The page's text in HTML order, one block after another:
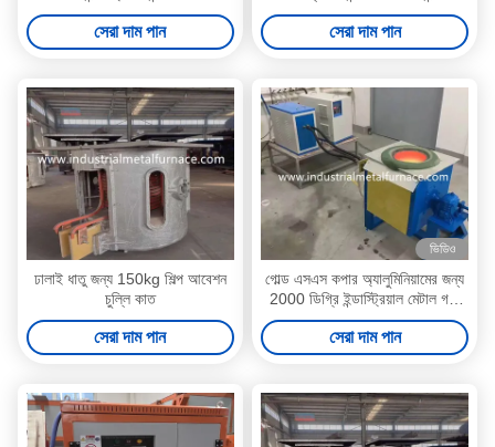
গলানো চুল্লি
সেরা দাম পান
কপার মেলটিং ফার্নেস
সেরা দাম পান
ঢালাই ধাতু জন্য 150kg শিল্প আবেশন
চুল্লি কাত
সেরা দাম পান
ভিডিও
গোল্ড এসএস কপার অ্যালুমিনিয়ামের জন্য
2000 ডিগ্রি ইন্ডাস্ট্রিয়াল মেটাল গলে
যাওয়া ইন্ডাস্ট্রিয়াল ইন্ডাকশন ফার্নেস
সেরা দাম পান